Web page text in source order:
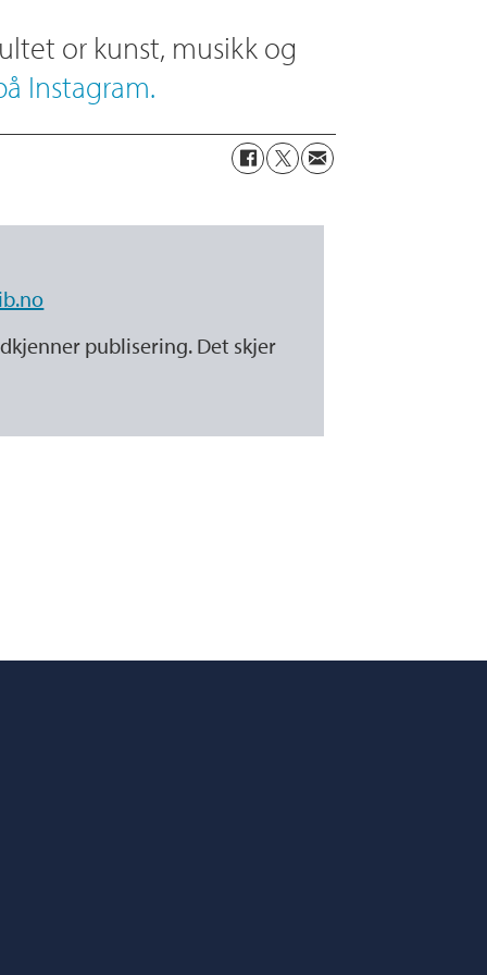
or kunst, musikk og
Instagram.
publisering. Det skjer